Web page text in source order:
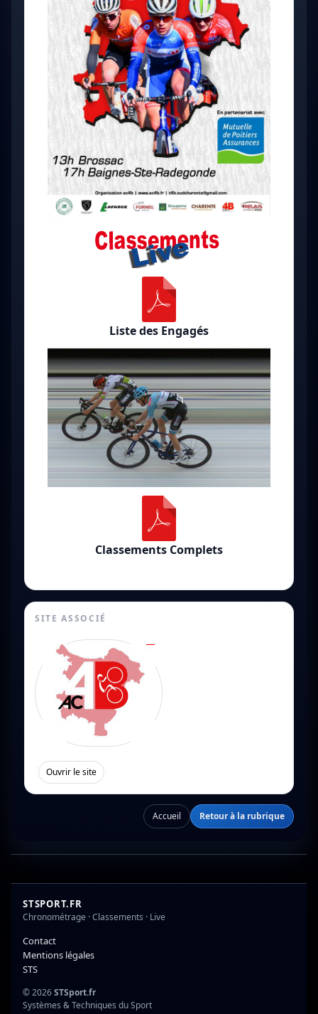
Liste des Engagés
Classements Complets
SITE ASSOCIÉ
Ouvrir le site
Accueil Retour à la rubrique
STSPORT.FR
Chronométrage · Classements · Live
Contact
Mentions légales
STS
© 2026STSport.fr
Systèmes & Techniques du Sport